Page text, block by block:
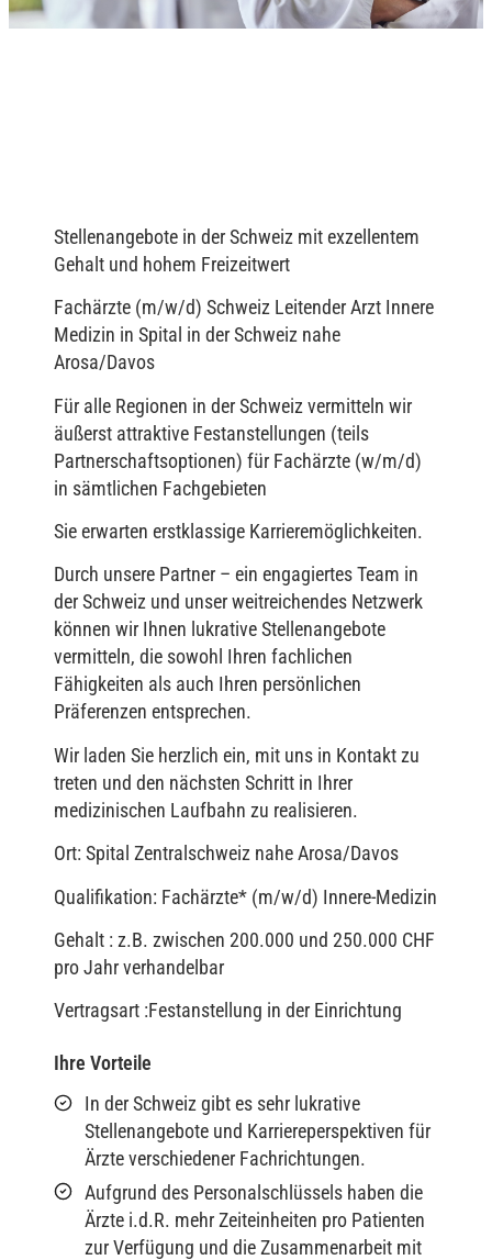
Stellenangebote in der Schweiz mit exzellentem
Gehalt und hohem Freizeitwert
Fachärzte (m/w/d) Schweiz Leitender Arzt Innere
Medizin in Spital in der Schweiz nahe
Arosa/Davos
Für alle Regionen in der Schweiz vermitteln wir
äußerst attraktive Festanstellungen (teils
Partnerschaftsoptionen) für Fachärzte (w/m/d)
in sämtlichen Fachgebieten
Sie erwarten erstklassige Karrieremöglichkeiten.
Durch unsere Partner – ein engagiertes Team in
der Schweiz und unser weitreichendes Netzwerk
können wir Ihnen lukrative Stellenangebote
vermitteln, die sowohl Ihren fachlichen
Fähigkeiten als auch Ihren persönlichen
Präferenzen entsprechen.
Wir laden Sie herzlich ein, mit uns in Kontakt zu
treten und den nächsten Schritt in Ihrer
medizinischen Laufbahn zu realisieren.
Ort: Spital Zentralschweiz nahe Arosa/Davos
Qualifikation: Fachärzte* (m/w/d) Innere-Medizin
Gehalt : z.B. zwischen 200.000 und 250.000 CHF
pro Jahr verhandelbar
Vertragsart :Festanstellung in der Einrichtung
Ihre Vorteile
In der Schweiz gibt es sehr lukrative
Stellenangebote und Karriereperspektiven für
Ärzte verschiedener Fachrichtungen.
Aufgrund des Personalschlüssels haben die
Ärzte i.d.R. mehr Zeiteinheiten pro Patienten
zur Verfügung und die Zusammenarbeit mit